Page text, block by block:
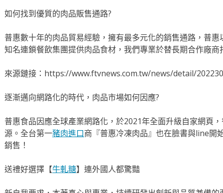
如何找到優質的肉品販售通路?
普惠數十年的肉品貿易經驗，擁有最多元化的銷售通路，普惠
知名連鎖餐飲集團提供肉品食材，我們專業於替長期合作廠商
來源鏈接：https://www.ftvnews.com.tw/news/detail/
逐漸邁向網路化的時代，肉品市場如何因應?
普惠食品因應全球產業網路化，於2021年全面升級自家網頁
源。全台第一豬肉進口商『普惠冷凍肉品』也在臉書與line開
銷售！
送禮好選擇【牛軋糖】連外國人都驚豔